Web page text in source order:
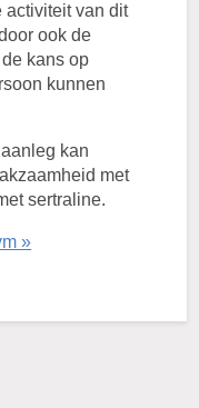
activiteit van dit
ook de
kans op
kunnen
kan
met
sertraline.
»